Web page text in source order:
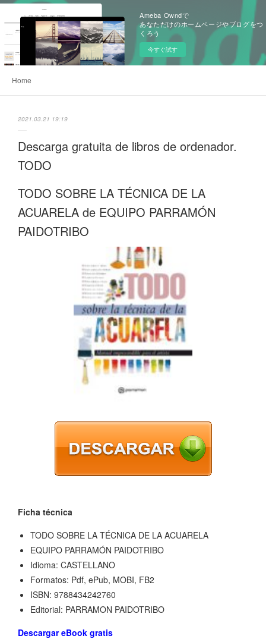
Ameba Owndで
あなただけのホームページやブログをつ
くろう
今すぐ試す
Home
2021.03.21 19:19
Descarga gratuita de libros de ordenador.
TODO
TODO SOBRE LA TÉCNICA DE LA
ACUARELA de EQUIPO PARRAMÓN
PAIDOTRIBO
Ficha técnica
TODO SOBRE LA TÉCNICA DE LA ACUARELA
EQUIPO PARRAMÓN PAIDOTRIBO
Idioma: CASTELLANO
Formatos: Pdf, ePub, MOBI, FB2
ISBN: 9788434242760
Editorial: PARRAMON PAIDOTRIBO
Descargar eBook gratis